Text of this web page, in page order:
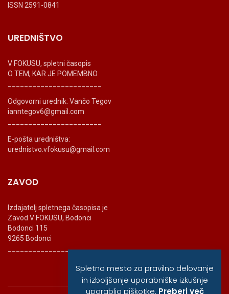
ISSN 2591-0841
UREDNIŠTVO
V FOKUSU, spletni časopis
O TEM, KAR JE POMEMBNO
Odgovorni urednik: Vančo Tegov
ianntegov6@gmail.com
E-pošta uredništva:
urednistvo.vfokusu@gmail.com
ZAVOD
Izdajatelj spletnega časopisa je
Zavod V FOKUSU, Bodonci
Bodonci 115
9265 Bodonci
_______________________
Spletno mesto za pravilno delovanje
in izboljšanje uporabniške izkušnje
uporablja piškotke. Preberi več